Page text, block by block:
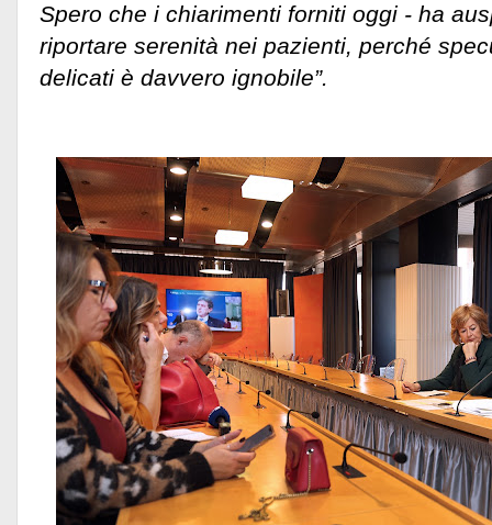
Spero che i chiarimenti forniti oggi - ha
riportare serenità nei pazienti, perché
delicati è davvero ignobile”.